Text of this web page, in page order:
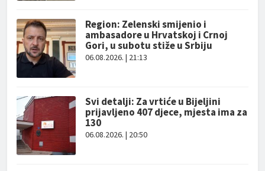
Region: Zelenski smijenio i
ambasadore u Hrvatskoj i Crnoj
Gori, u subotu stiže u Srbiju
06.08.2026. | 21:13
Svi detalji: Za vrtiće u Bijeljini
prijavljeno 407 djece, mjesta ima za
130
06.08.2026. | 20:50